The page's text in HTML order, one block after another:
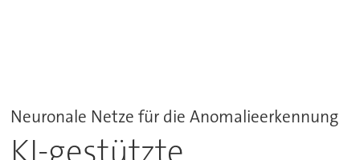
Neuronale Netze für die Anomalieerkennung